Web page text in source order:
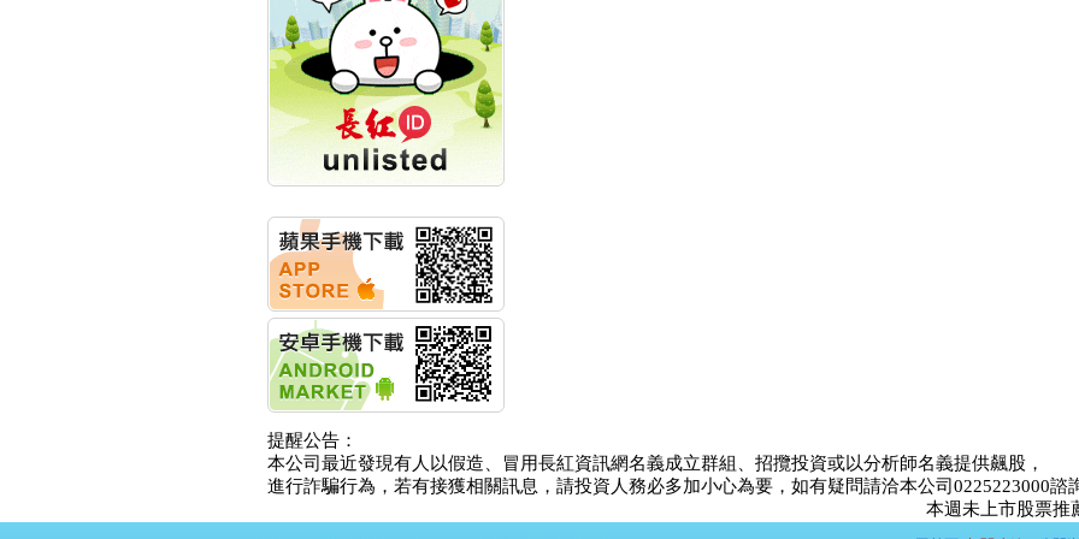
創新高 啟動興櫃轉上櫃
計畫
明緯企業:明緯永續科技
競賽 以電源驅動善的力
量
秀育企業:秀育SHO-U儲
能系統 獲國內首張CNS
認證
聯博投信:聯博00404A
從容擁抱台股主流
華旭先進:代重要子公司
碩通散熱股份有限公司
公告董事會通過發言人
及代理發
華旭先進:代重要子公司
碩通散熱股份有限公司
公告董事會決議發行員
工認股權
碩通散熱股份有限公司
公告董事會追認113年
向關係
提醒公告：
本公司最近發現有人以假造、冒用長紅資訊網名義成立群組、招攬投資或以分析師名義提供飆股，
進行詐騙行為，若有接獲相關訊息，請投資人務必多加小心為要，如有疑問請洽本公司0225223000諮
本週未上市股票推